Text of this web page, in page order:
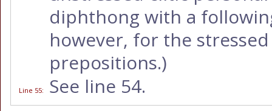
diphthong with a
however, for the
prepositions.)
Line 55: See line 54.